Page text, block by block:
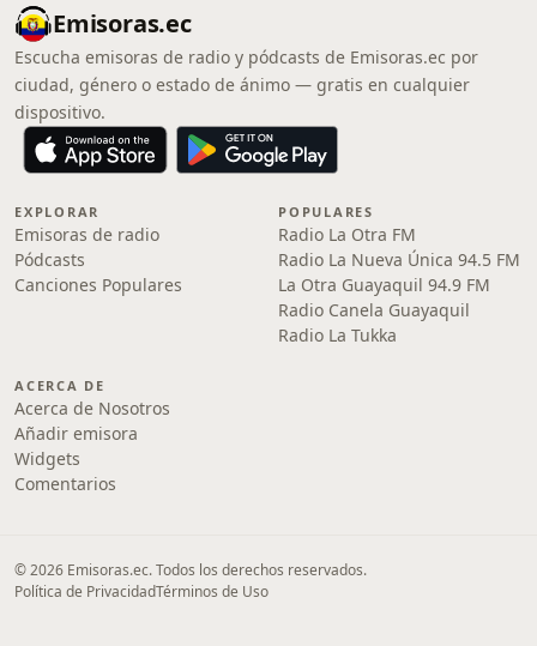
Emisoras.ec
Escucha emisoras de radio y pódcasts de Emisoras.ec por
ciudad, género o estado de ánimo — gratis en cualquier
dispositivo.
EXPLORAR
Emisoras de radio
Pódcasts
Canciones Populares
POPULARES
Radio La Otra FM
Radio La Nueva Única 94.5 FM
La Otra Guayaquil 94.9 FM
Radio Canela Guayaquil
Radio La Tukka
ACERCA DE
Acerca de Nosotros
Añadir emisora
Widgets
Comentarios
© 2026 Emisoras.ec. Todos los derechos reservados.
Política de PrivacidadTérminos de Uso